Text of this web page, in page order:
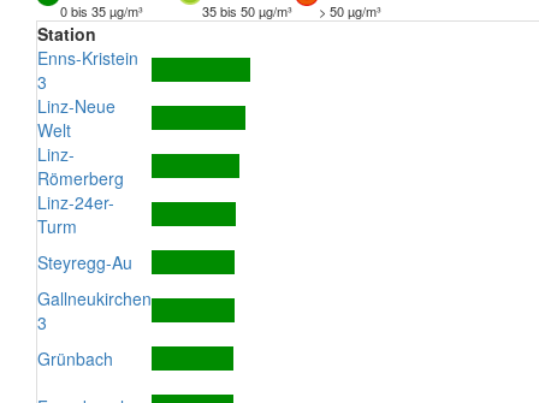
0 bis 35 µg/m³
35 bis 50 µg/m³ > 50 µg/m³
Station
Enns-Kristein
3
Linz-Neue
Welt
Linz-
Römerberg
Linz-24er-
Turm
Steyregg-Au
Gallneukirchen
3
Grünbach